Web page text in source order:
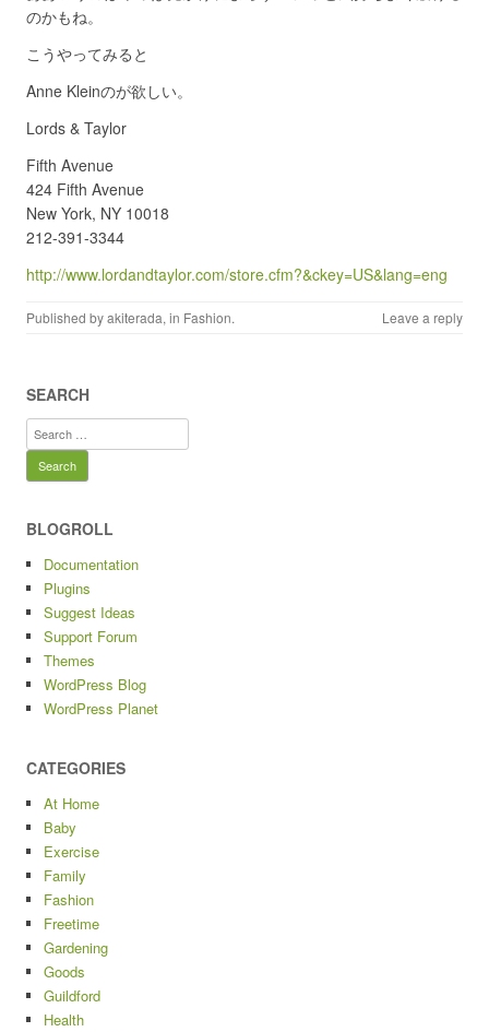
のかもね。
こうやってみると
Anne Kleinのが欲しい。
Lords & Taylor
Fifth Avenue
424 Fifth Avenue
New York, NY 10018
212-391-3344
http://www.lordandtaylor.com/store.cfm?&ckey=US&lang=eng
Published byakiterada, in Fashion. Leave a reply
SEARCH
Search
for:
BLOGROLL
Documentation
Plugins
Suggest Ideas
Support Forum
Themes
WordPress Blog
WordPress Planet
CATEGORIES
At Home
Baby
Exercise
Family
Fashion
Freetime
Gardening
Goods
Guildford
Health